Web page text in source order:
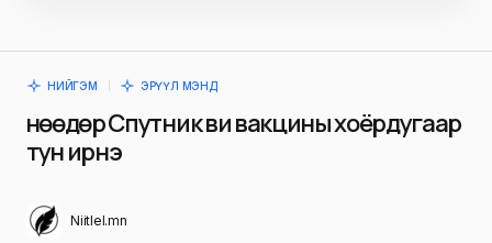
НИЙГЭМ ЭРҮҮЛ МЭНД
Өнөөдөр Спутник ви вакцины хоёрдугаар
тун ирнэ
Niitlel.mn